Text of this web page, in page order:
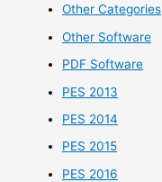
Other Categories
Other Software
PDF Software
PES 2013
PES 2014
PES 2015
PES 2016